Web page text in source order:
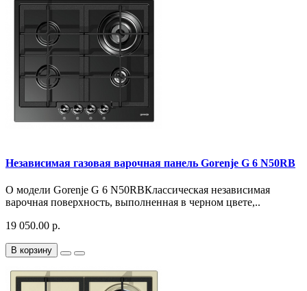
Независимая газовая варочная панель Gorenje G 6 N50RB
О модели Gorenje G 6 N50RBКлассическая независимая
варочная поверхность, выполненная в черном цвете,..
19 050.00 р.
В корзину